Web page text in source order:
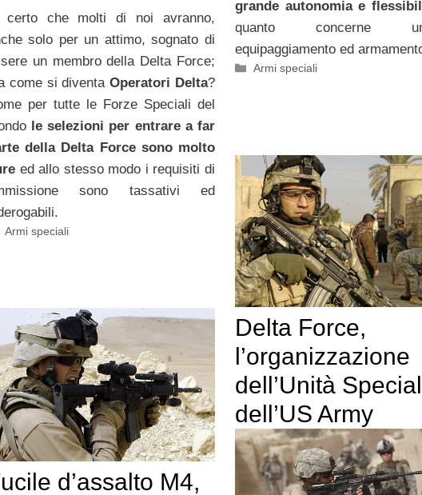
grande autonomia e
quanto concerne
equipaggiamento ed
Categorie
Armi speciali
certo che molti di noi avranno,
solo per un attimo, sognato di
un membro della Delta Force;
come si diventaOperatori Delta?
per tutte le Forze Speciali del
le selezioni per entrare a far
della Delta Force sono molto
ed allo stesso modo i requisiti di
sono tassativi ed
Categorie
Armi speciali
Delta Force,
l’organizzazione
dell’Unità
dell’US Army
d’assalto M4,